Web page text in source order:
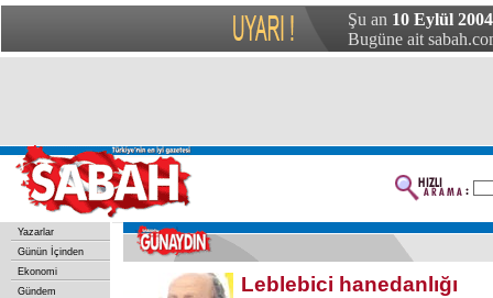
Şu an 10 Eylül
Bugüne ait
Yazarlar
Günün İçinden
Ekonomi
Gündem
Leblebici hanedanlığı